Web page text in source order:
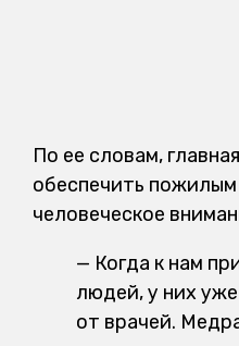
По ее словам,
обеспечить
человеческое
— Когда к нам
людей, у них
от врачей.